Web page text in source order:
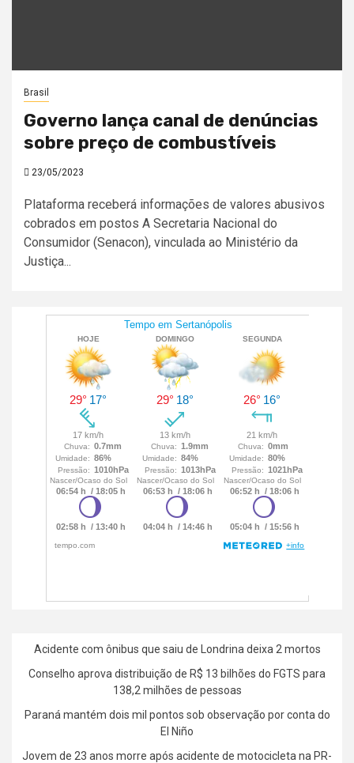
Brasil
Governo lança canal de denúncias
sobre preço de combustíveis
23/05/2023
Plataforma receberá informações de valores abusivos
cobrados em postos A Secretaria Nacional do
Consumidor (Senacon), vinculada ao Ministério da
Justiça...
Acidente com ônibus que saiu de Londrina deixa 2 mortos
Conselho aprova distribuição de R$ 13 bilhões do FGTS para
138,2 milhões de pessoas
Paraná mantém dois mil pontos sob observação por conta do
El Niño
Jovem de 23 anos morre após acidente de motocicleta na PR-